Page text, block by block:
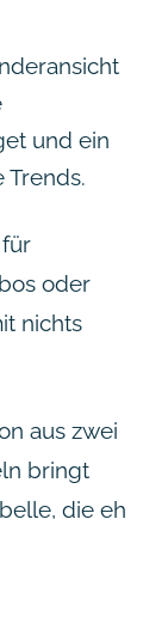
und ein
oder
nichts
aus zwei
bringt
die eh